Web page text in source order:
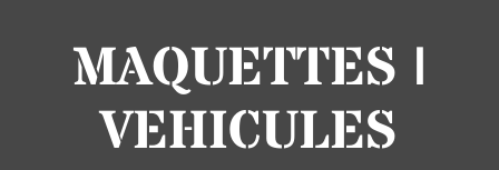
MAQUETTES |
VEHICULES